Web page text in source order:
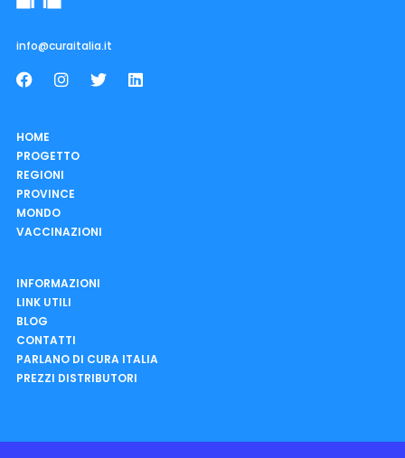
info@curaitalia.it
HOME
PROGETTO
REGIONI
PROVINCE
MONDO
VACCINAZIONI
INFORMAZIONI
LINK UTILI
BLOG
CONTATTI
PARLANO DI CURA ITALIA
PREZZI DISTRIBUTORI